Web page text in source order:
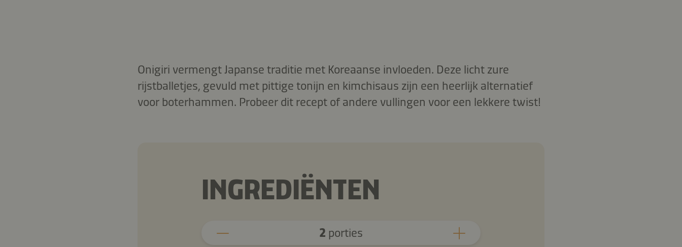
Onigiri vermengt Japanse traditie met Koreaanse invloeden. Deze licht zure
rijstballetjes, gevuld met pittige tonijn en kimchisaus zijn een heerlijk alternatief
voor boterhammen. Probeer dit recept of andere vullingen voor een lekkere twist!
INGREDIËNTEN
2 porties